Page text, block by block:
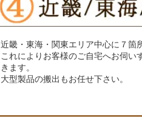
近畿・東海・関東エリア中心に７箇
これによりお客様のご自宅へお伺い
きます。
大型製品の搬出もお任せ下さい。